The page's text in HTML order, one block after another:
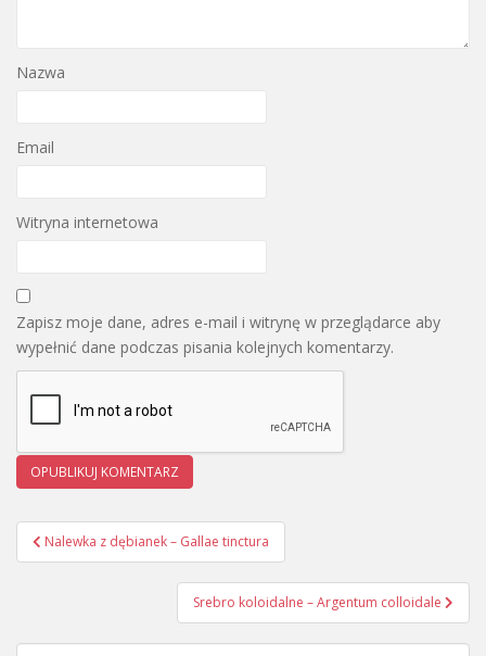
Nazwa
Email
Witryna internetowa
Zapisz moje dane, adres e-mail i witrynę w przeglądarce aby
wypełnić dane podczas pisania kolejnych komentarzy.
Nawigacja wpisu
Nalewka z dębianek – Gallae tinctura
Srebro koloidalne – Argentum colloidale